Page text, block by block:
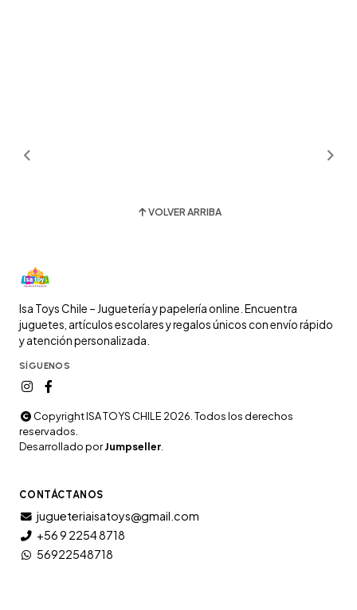
VOLVER ARRIBA
Isa Toys Chile – Juguetería y papelería online. Encuentra
juguetes, artículos escolares y regalos únicos con envío rápido
y atención personalizada.
SÍGUENOS
Copyright ISA TOYS CHILE 2026. Todos los derechos
reservados.
Desarrollado porJumpseller.
CONTÁCTANOS
jugueteriaisatoys@gmail.com
+56 9 2254 8718
56922548718